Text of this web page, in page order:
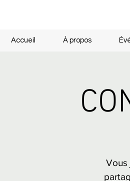
Accueil À propos
Vous